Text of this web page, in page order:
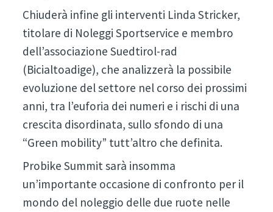
Chiuderà infine gli interventi Linda Stricker,
titolare di Noleggi Sportservice e membro
dell’associazione Suedtirol-rad
(Bicialtoadige), che analizzerà la possibile
evoluzione del settore nel corso dei prossimi
anni, tra l’euforia dei numeri e i rischi di una
crescita disordinata, sullo sfondo di una
“Green mobility” tutt’altro che definita.
Probike Summit sarà insomma
un’importante occasione di confronto per il
mondo del noleggio delle due ruote nelle